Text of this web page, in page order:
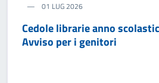
01 LUG 2026
Cedole librarie anno
Avviso per i genitori